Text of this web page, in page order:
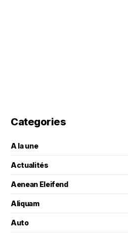
Categories
A la une
Actualités
Aenean Eleifend
Aliquam
Auto